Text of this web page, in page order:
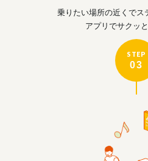
乗りたい場所の近くでス
アプリでサクッと
STEP
03